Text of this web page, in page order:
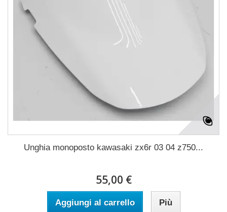
Unghia monoposto kawasaki zx6r 03 04 z750...
55,00 €
Aggiungi al carrello Più